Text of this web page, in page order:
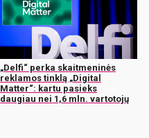
„Delfi“ perka skaitmeninės
reklamos tinklą „Digital
Matter“: kartu pasieks
daugiau nei 1,6 mln. vartotojų